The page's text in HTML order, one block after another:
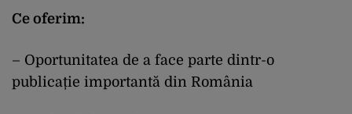
Ce oferim:
– Oportunitatea de a face parte dintr-o
publicație importantă din România